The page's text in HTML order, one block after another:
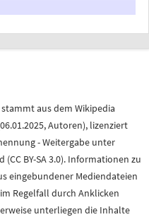
stammt aus dem Wikipedia
06.01.2025,Autoren), lizenziert
- Weitergabe unter
BY-SA 3.0). Informationen zu
eingebundener Mediendateien
Regelfall durch Anklicken
unterliegen die Inhalte